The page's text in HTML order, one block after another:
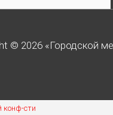
© 2026 «Городской
конф-сти